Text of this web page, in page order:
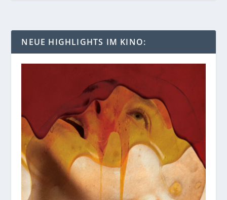
NEUE HIGHLIGHTS IM KINO: